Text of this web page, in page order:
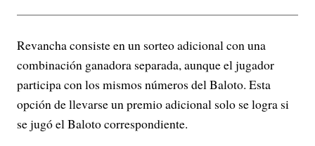
Revancha consiste en un sorteo adicional con una
combinación ganadora separada, aunque el jugador
participa con los mismos números del Baloto. Esta
opción de llevarse un premio adicional solo se logra si
se jugó el Baloto correspondiente.